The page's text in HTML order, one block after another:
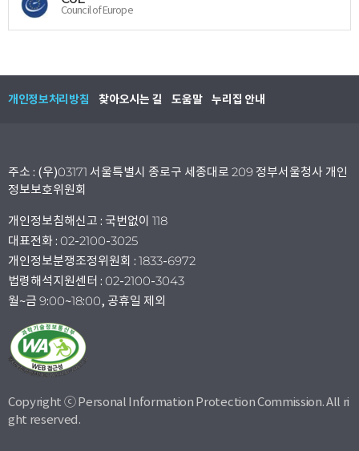
Council of Europe
개인정보처리방침 찾아오시는 길 도움말 누리집 안내
주소 : (우)03171 서울특별시 종로구 세종대로 209 정부서울청사 개인
정보보호위원회
개인정보침해신고 : 국번없이 118
대표전화 : 02-2100-3025
개인정보분쟁조정위원회 : 1833-6972
법령해석지원센터 : 02-2100-3043
월~금 9:00~18:00, 공휴일 제외
Copyright ⓒ Personal Information Protection Commission. All ri
ght reserved.